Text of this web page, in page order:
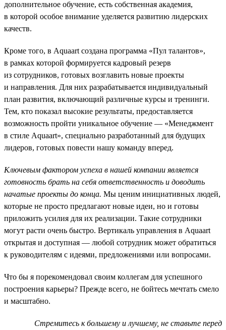
дополнительное обучение, есть собственная академия,
в которой особое внимание уделяется развитию лидерских
качеств.
Кроме того, в Aquaart создана программа «Пул талантов»,
в рамках которой формируется кадровый резерв
из сотрудников, готовых возглавить новые проекты
и направления. Для них разрабатывается индивидуальный
план развития, включающий различные курсы и тренинги.
Тем, кто показал высокие результаты, предоставляется
возможность пройти уникальное обучение — «Менеджмент
в стиле Aquaart», специально разработанный для будущих
лидеров, готовых повести нашу команду вперед.
Ключевым фактором успеха в нашей компании является
готовность брать на себя ответственность и доводить
начатые проекты до конца. Мы ценим инициативных людей,
которые не просто предлагают новые идеи, но и готовы
приложить усилия для их реализации. Такие сотрудники
могут расти очень быстро. Вертикаль управления в Aquaart
открытая и доступная — любой сотрудник может обратиться
к руководителям с идеями, предложениями или вопросами.
Что бы я порекомендовал своим коллегам для успешного
построения карьеры? Прежде всего, не бойтесь мечтать смело
и масштабно.
Стремитесь к большему и лучшему, не ставьте перед